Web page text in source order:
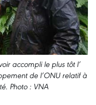
accompli le plus tôt l’​
de l’ONU relatif à
Photo : VNA